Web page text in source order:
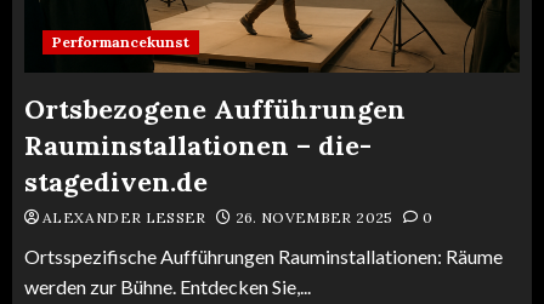
Performancekunst
Ortsbezogene Aufführungen
Rauminstallationen – die-
stagediven.de
ALEXANDER LESSER 26. NOVEMBER 2025 0
Ortsspezifische Aufführungen Rauminstallationen: Räume
werden zur Bühne. Entdecken Sie,...